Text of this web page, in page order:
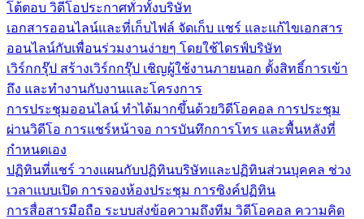
โต้ตอบ วิดีโอประกาศทั่วทั้งบริษัท
เอกสารออนไลน์และที่เก็บไฟล์ จัดเก็บ แชร์ และแก้ไขเอกสาร
ออนไลน์กับเพื่อนร่วมงานง่ายๆ โดยใช้ไดรฟ์บริษัท
เวิร์กกรุ๊ป สร้างเวิร์กกรุ๊ป เชิญผู้ใช้งานภายนอก ตั้งสิทธิ์การเข้า
ถึง และทำงานกับงานและโครงการ
การประชุมออนไลน์ ทำได้มากขึ้นด้วยวิดีโอคอล การประชุม
ผ่านวิดีโอ การแชร์หน้าจอ การบันทึกการโทร และพื้นหลังที่
กำหนดเอง
ปฏิทินที่แชร์ วางแผนกับปฏิทินบริษัทและปฏิทินส่วนบุคคล ช่วง
เวลาแบบเปิด การจองห้องประชุม การซิงค์ปฏิทิน
การสื่อสารมือถือ ระบบส่งข้อความถึงทีม วิดีโอคอล ความคิด